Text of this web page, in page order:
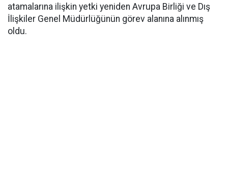
atamalarına ilişkin yetki yeniden Avrupa Birliği ve Dış
İlişkiler Genel Müdürlüğünün görev alanına alınmış
oldu.